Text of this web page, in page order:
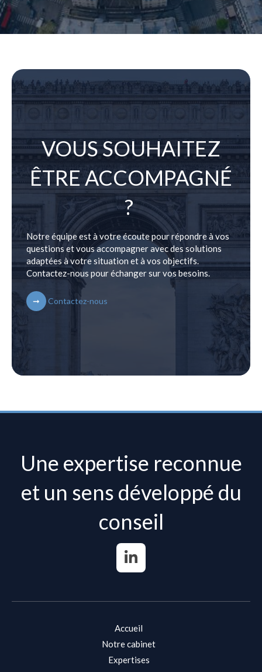
VOUS SOUHAITEZ
ÊTRE ACCOMPAGNÉ
?
Notre équipe est à votre écoute pour répondre à vos
questions et vous accompagner avec des solutions
adaptées à votre situation et à vos objectifs.
Contactez-nous pour échanger sur vos besoins.
Contactez-nous
Une expertise reconnue
et un sens développé du
conseil
Accueil
Notre cabinet
Expertises